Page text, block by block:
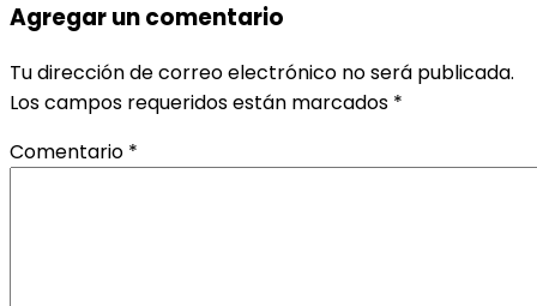
Agregar un comentario
Tu dirección de correo electrónico no será publicada.
Los campos requeridos están marcados *
Comentario *